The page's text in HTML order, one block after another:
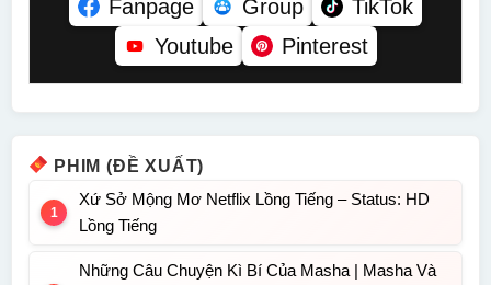
Fanpage Group
TikTok
Youtube
Pinterest
PHIM (ĐỀ XUẤT)
Xứ Sở Mộng Mơ Netflix Lồng Tiếng – Status: HD
Lồng Tiếng
Những Câu Chuyện Kì Bí Của Masha | Masha Và